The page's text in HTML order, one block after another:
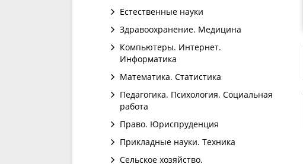
Естественные науки
Здравоохранение. Медицина
Компьютеры. Интернет.
Информатика
Математика. Статистика
Педагогика. Психология. Социальная
работа
Право. Юриспруденция
Прикладные науки. Техника
Сельское хозяйство.